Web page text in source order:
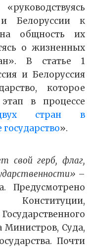
Белоруссии к
общность их
о жизненных
В статье 1
и Белоруссия
которое
в процессе
стран в
».
свой герб, флаг,
–
Предусмотрено
Министров, Суда,
Почти